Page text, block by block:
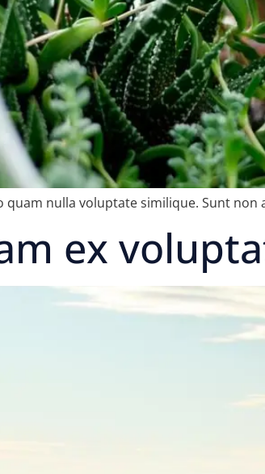
quam nulla voluptate similique. Sunt
ex